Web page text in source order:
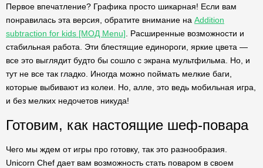
Первое впечатление? Графика просто шикарная! Если вам
понравилась эта версия, обратите внимание на Addition
subtraction for kids [МОД Menu] . Расширенные возможности и
стабильная работа. Эти блестящие единороги, яркие цвета —
все это выглядит будто бы сошло с экрана мультфильма. Но, и
тут не все так гладко. Иногда можно поймать мелкие баги,
которые выбивают из колеи. Но, алле, это ведь мобильная игра,
и без мелких недочетов никуда!
Готовим, как настоящие шеф-повара
Чего мы ждем от игры про готовку, так это разнообразия.
Unicorn Chef дает вам возможность стать поваром в своем